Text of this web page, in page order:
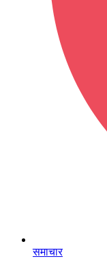
समाचार